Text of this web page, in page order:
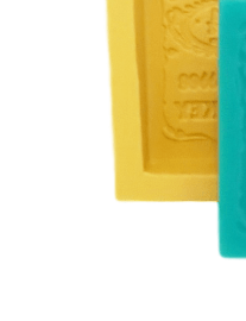
Corante, Pigmento e Óxido